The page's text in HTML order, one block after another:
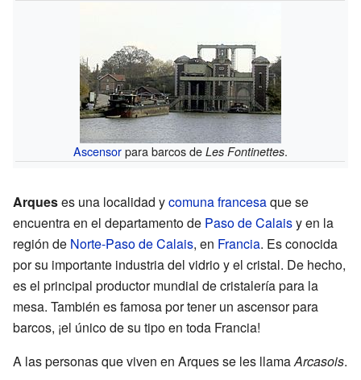
Ascensorpara barcos de Les Fontinettes.
Arqueses una localidad ycomuna francesaque se
encuentra en el departamento de Paso de Calaisy en la
región de Norte-Paso de Calais, en Francia. Es conocida
por su importante industria del vidrio y el cristal. De hecho,
es el principal productor mundial de cristalería para la
mesa. También es famosa por tener un ascensor para
barcos, ¡el único de su tipo en toda Francia!
A las personas que viven en Arques se les llamaArcasois.